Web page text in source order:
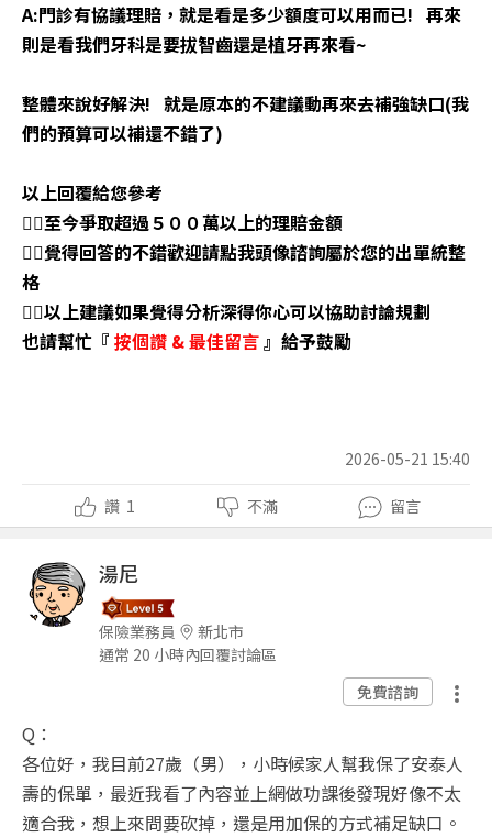
A:門診有協議理賠，就是看是多少額度可以用而已! 再來
則是看我們牙科是要拔智齒還是植牙再來看~
整體來說好解決! 就是原本的不建議動再來去補強缺口(我
們的預算可以補還不錯了)
以上回覆給您參考
👉🏼至今爭取超過５００萬以上的理賠金額
👉🏼覺得回答的不錯歡迎請點我頭像諮詢屬於您的出單統整
格
👉🏼以上建議如果覺得分析深得你心可以協助討論規劃
也請幫忙『 按個讚 &最佳留言』給予鼓勵
2026-05-21 15:40
讚 1 不滿 留言
湯尼
保險業務員
新北市
通常 20 小時內回覆討論區
免費諮詢
Q：
各位好，我目前27歲（男），小時候家人幫我保了安泰人
壽的保單，最近我看了內容並上網做功課後發現好像不太
適合我，想上來問要砍掉，還是用加保的方式補足缺口。